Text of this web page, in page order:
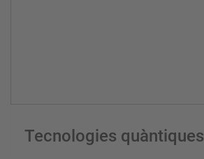
Tecnologies quàntiques